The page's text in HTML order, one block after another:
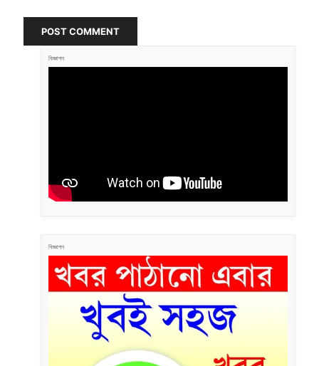
POST COMMENT
বিজ্ঞাপন
বিজ্ঞাপন